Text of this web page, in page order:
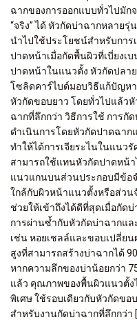
ฉากของการออกแบบทั่วไปมัก
“จริง” ได้ หัวกัดบ่าฉากหลาย
นำไปใช้ประโยชน์สำหรับการ
ปาดหน้าเมื่อกัดพื้นผิวที่เบี่ยงเ
ปาดหน้าในแนวตั้ง หัวกัดปลา
โซลิดคาร์ไบด์มอบวิธีแก้ปัญห
หัวกัดขอบยาว โดยทั่วไปแล้ว
ฉากที่ลึกกว่า วิธีการใช้ การ
ดำเนินการโดยหัวกัดปาดฉา
ทำให้ได้การเจียระไนในแนว
สามารถใช้แทนหัวกัดปาดหน้า
แนวแกนบนส่วนประกอบมีข้อจ
ใกล้กับผิวหน้าแนวตั้งหรือส่ว
ช่วยให้เข้าถึงได้ดีที่สุดเมื่อกัด
การผ่านซ้ำกับหัวกัดบ่าฉากแ
เช่น หอยเชลล์และขอบเปลี่ย
สูงที่สามารถสร้างบ่าฉากได้
หากความลึกของบ่าน้อยกว่า
แล้ว คุณภาพของพื้นผิวแนวตั้ง
พิเศษ ใช้รอบเดียวกับหัวกัดขอ
สำหรับงานกัดบ่าฉากที่ลึกกว่า